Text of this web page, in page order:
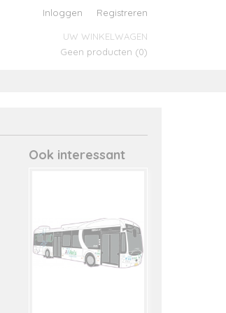
Inloggen Registreren
UW WINKELWAGEN
Geen producten (0)
Ook interessant